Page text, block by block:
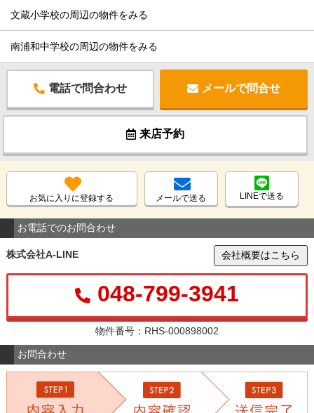
文蔵小学校の周辺の物件をみる
南浦和中学校の周辺の物件をみる
電話で問合わせ メールで問合せ
来店予約
お気に入りに登録する メールで送る LINEで送る
お電話でのお問合わせ
株式会社A-LINE 会社概要はこちら
048-799-3941
物件番号：RHS-000898002
お問合わせ